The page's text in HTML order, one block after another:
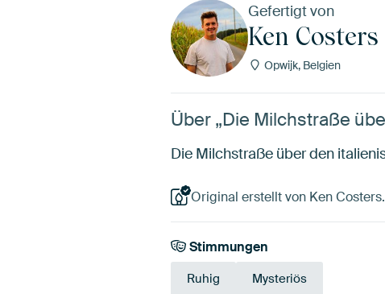
Gefertigt von
Ken Costers
Opwijk, Belgien
Über „Die Milchstraße
Die Milchstraße über den
Original erstellt von Ken Costers.
Stimmungen
Ruhig Mysteriös